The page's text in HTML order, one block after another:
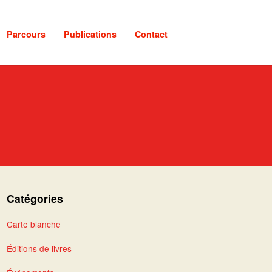
Parcours Publications Contact
Catégories
Carte blanche
Éditions de livres